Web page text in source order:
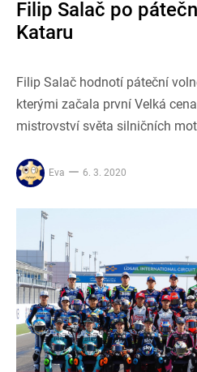
Filip Salač po
Kataru
Filip Salač hodnotí páteční
kterými začala první Velká
mistrovství světa silničních
Eva 6. 3. 2020